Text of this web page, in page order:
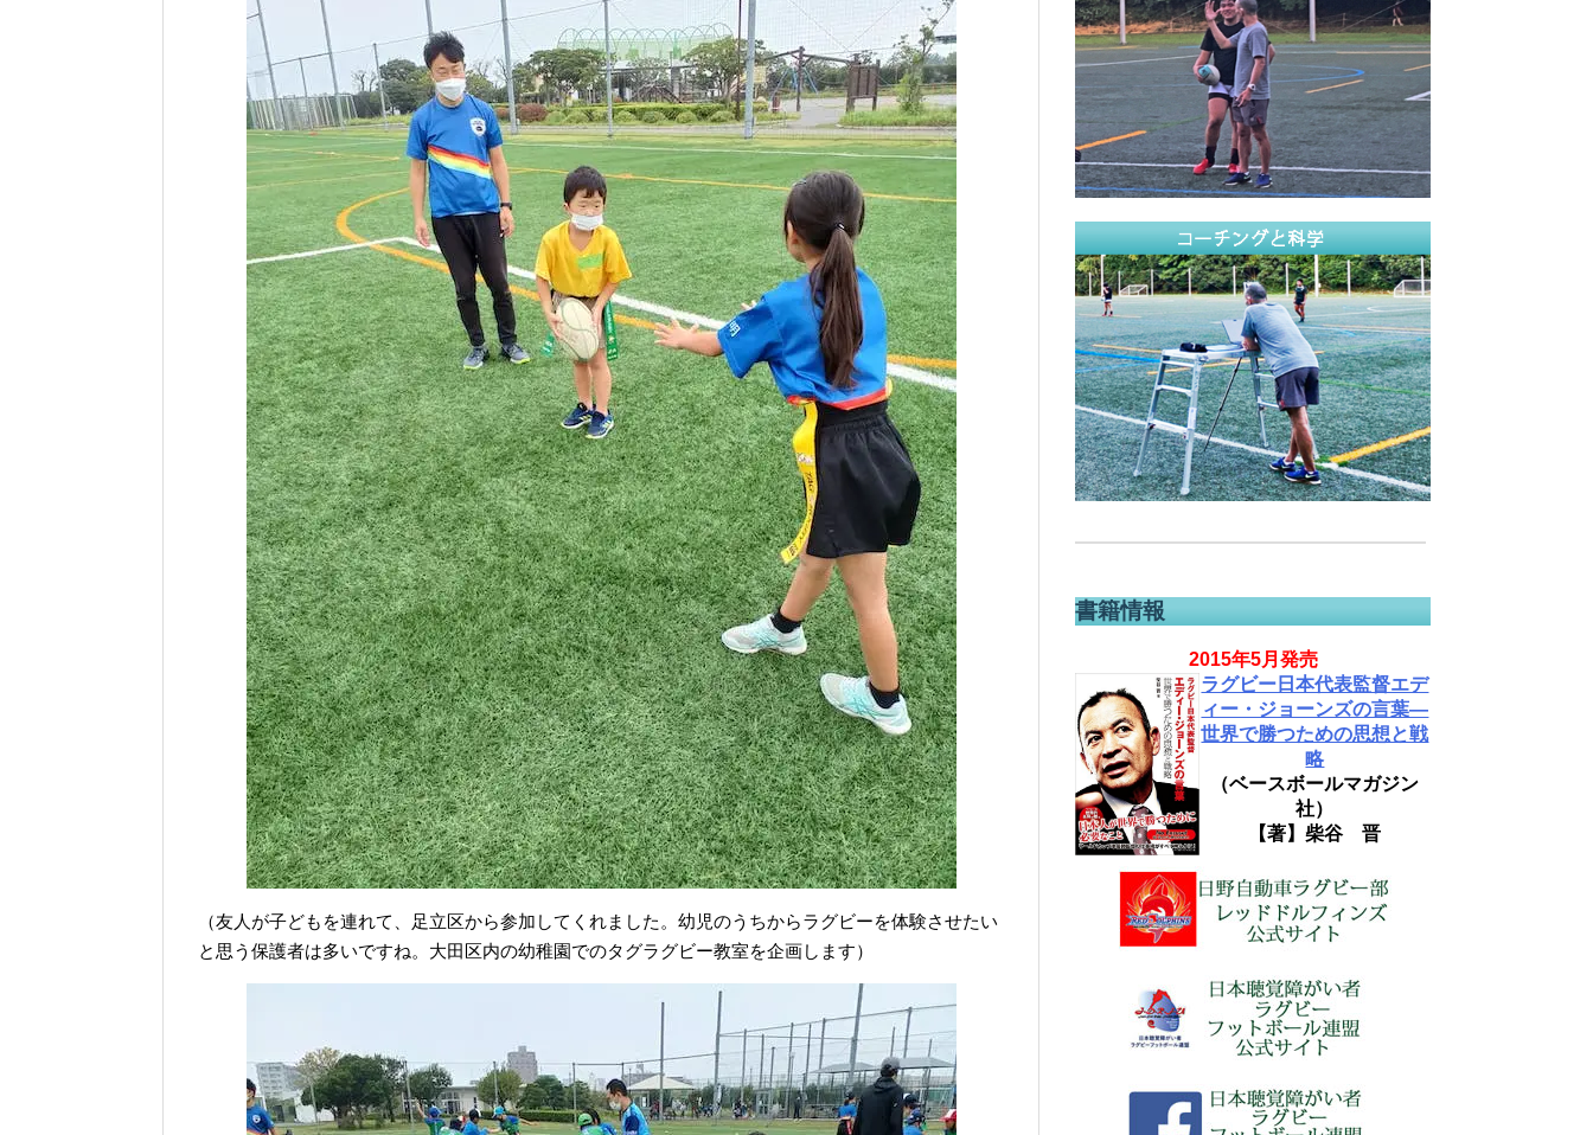
（友人が子どもを連れて、足立区から参加してくれました。幼児のうちからラグビーを体験させたい
と思う保護者は多いですね。大田区内の幼稚園でのタグラグビー教室を企画します）
書籍情報
2015年5月発売
ラグビー日本代表監督エデ
ィー・ジョーンズの言葉―
世界で勝つための思想と戦
略
（ベースボールマガジン
社）
【著】柴谷 晋